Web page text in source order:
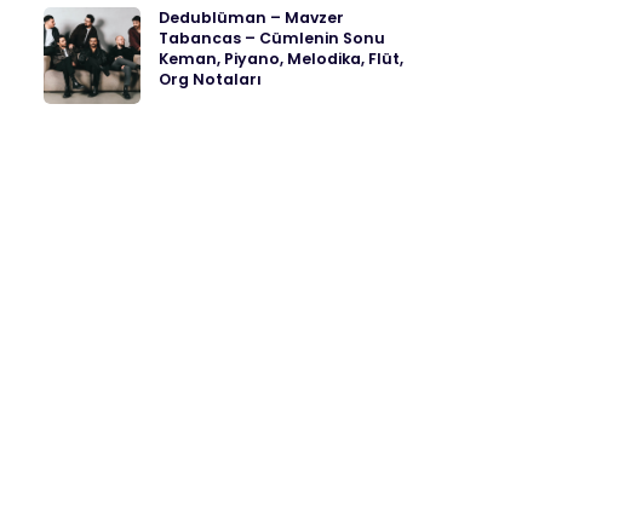
Dedublüman – Mavzer
Tabancas – Cümlenin Sonu
Keman, Piyano, Melodika, Flüt,
Org Notaları